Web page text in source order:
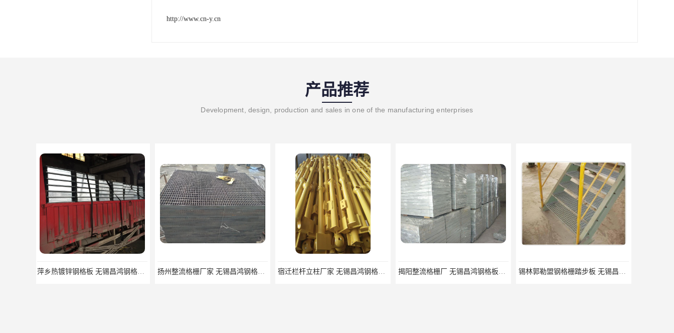
http://www.cn-y.cn
产品推荐
Development, design, production and sales in one of the manufacturing enterprises
扬州整流格栅厂家 无锡昌鸿钢格板有限公司 宿迁栏杆立柱厂家 无锡昌鸿钢格板有限公司 揭阳整流格栅厂 无锡昌鸿钢格板有限公司 锡林郭勒盟钢格栅踏步板 无锡昌鸿钢格板有限公司 吉安插接钢格板 无锡昌鸿钢格板有限公司